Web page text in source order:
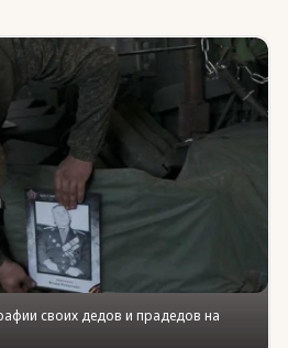
своих дедов и прадедов на
поддержки